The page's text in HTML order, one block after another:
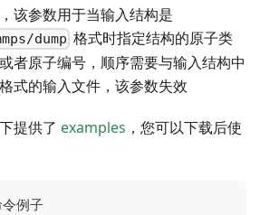
该参数用于当输入结构是
dump 格式时指定结构的原子类
者原子编号，顺序需要与输入结构中
式的输入文件，该参数失效
提供了 examples ，您可以下载后使
例子